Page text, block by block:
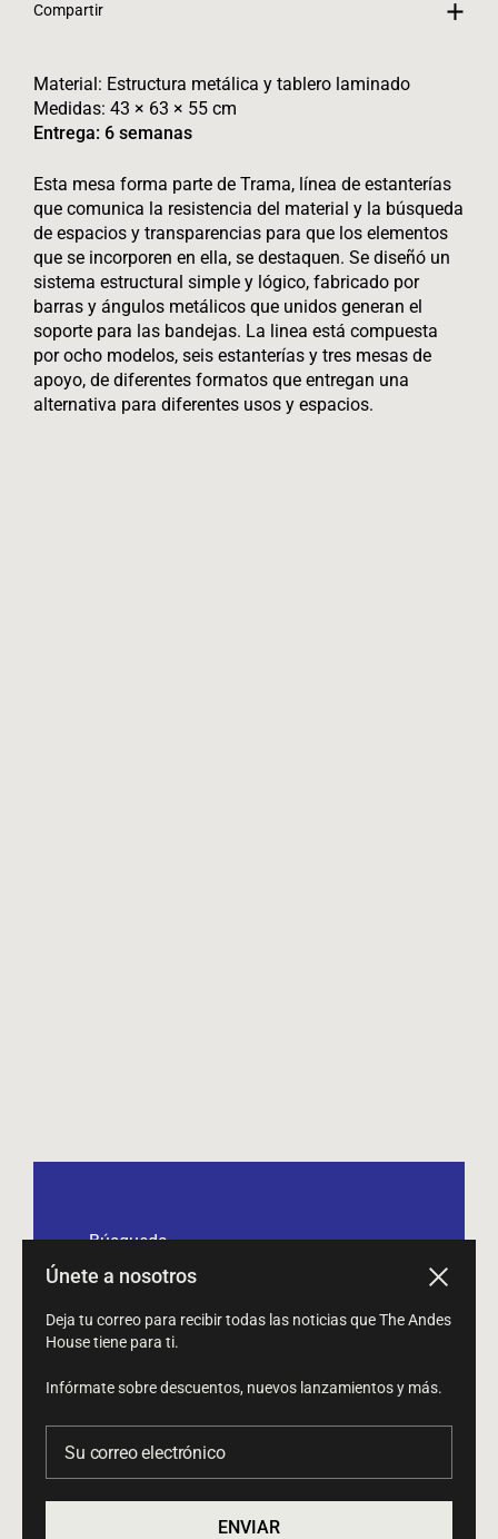
Compartir
Material: Estructura metálica y tablero laminado
Medidas: 43 × 63 × 55 cm
Entrega: 6 semanas
Esta mesa forma parte de Trama, línea de estanterías
que comunica la resistencia del material y la búsqueda
de espacios y transparencias para que los elementos
que se incorporen en ella, se destaquen. Se diseñó un
sistema estructural simple y lógico, fabricado por
barras y ángulos metálicos que unidos generan el
soporte para las bandejas. La linea está compuesta
por ocho modelos, seis estanterías y tres mesas de
apoyo, de diferentes formatos que entregan una
alternativa para diferentes usos y espacios.
Búsqueda
Términos del servicio
Política de reembolso
Únete a nosotros
Deja tu correo para recibir todas las noticias que The Andes
House tiene para ti.
Infórmate sobre descuentos, nuevos lanzamientos y más.
ENVIAR
Cerrar